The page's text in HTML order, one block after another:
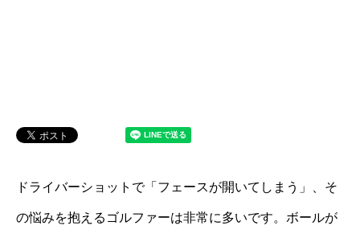
ドライバーショットで「フェースが開いてしまう」、そ
の悩みを抱えるゴルファーは非常に多いです。ボールが